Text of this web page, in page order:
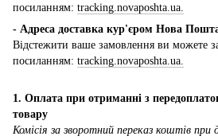
посиланням: tracking.novaposhta.ua.
- Адреса доставка кур'єром Нова
Відстежити ваше замовлення ви можете
посиланням: tracking.novaposhta.ua.
1. Оплата при отриманні з
товару
Комісія за зворотний переказ коштів при